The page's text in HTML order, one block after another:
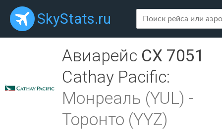
SkyStats.ru
Авиарейс CX 7051
Cathay Pacific:
Монреаль (YUL) -
Торонто (YYZ)